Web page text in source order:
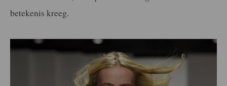
betekenis kreeg.